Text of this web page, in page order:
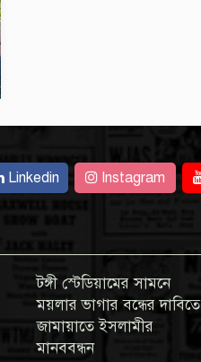
Linkedin Instagram
টঙ্গী স্টেডিয়ামের সামনে
ময়লার ভাগার বন্ধের দাবিতে
জামায়াতে ইসলামীর
মানববন্ধন